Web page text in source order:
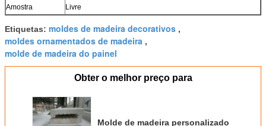
Amostra Livre
Etiquetas: moldes de madeira decorativos ,
moldes ornamentados de madeira ,
molde de madeira do painel
Obter o melhor preço para
Molde de madeira personalizado